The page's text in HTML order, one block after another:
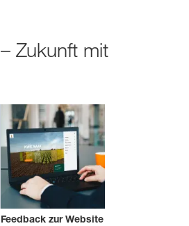
– Zukunft mit
Feedback zur Website